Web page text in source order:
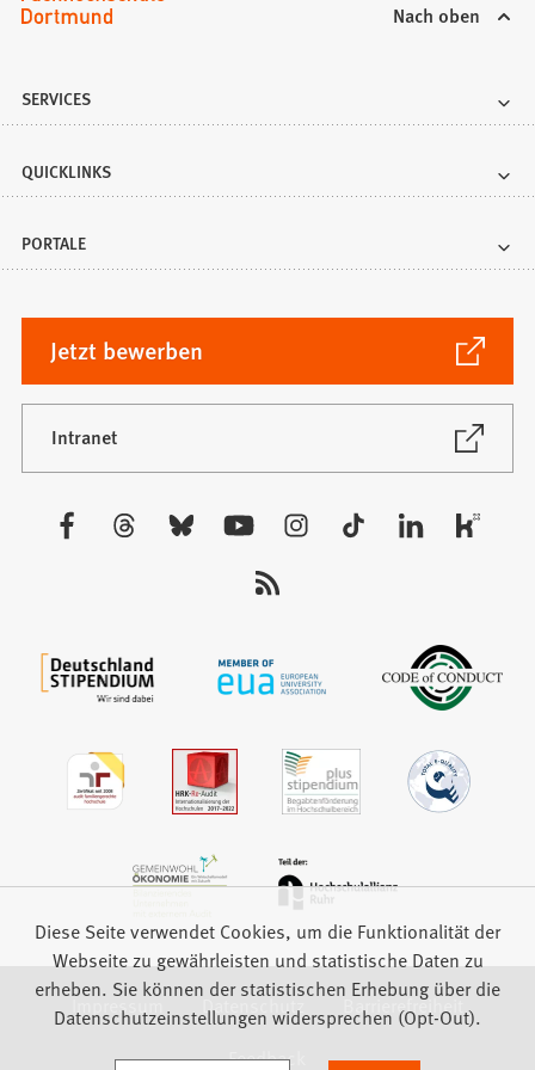
Nach oben
SERVICES
QUICKLINKS
PORTALE
Jetzt bewerben
(Öffnet
in
einem
neuen
Tab)
Intranet
(Öffnet
neuen
Besuchen
Impressum Datenschutz
Barrierefreiheit
Feedback
Diese Seite verwendet Cookies, um die Funktionalität der
Webseite zu gewährleisten und statistische Daten zu
erheben. Sie können der statistischen Erhebung über die
Datenschutzeinstellungen widersprechen (Opt-Out).